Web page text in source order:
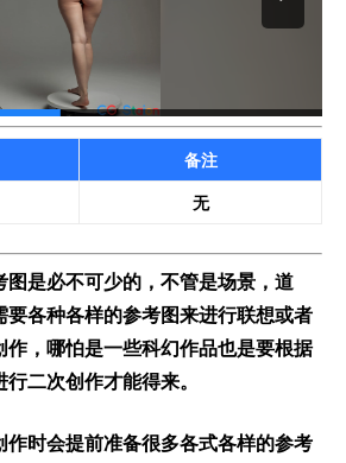
备注
无
图是必不可少的，不管是场景，道
要各种各样的参考图来进行联想或者
作，哪怕是一些科幻作品也是要根据
二次创作才能得来。
作时会提前准备很多各式各样的参考